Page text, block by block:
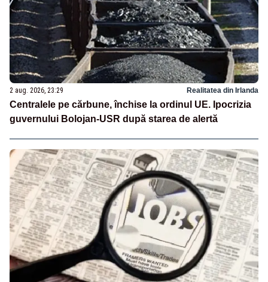
2 aug. 2026, 23:29 Realitatea din Irlanda
Centralele pe cărbune, închise la ordinul UE. Ipocrizia
guvernului Bolojan-USR după starea de alertă